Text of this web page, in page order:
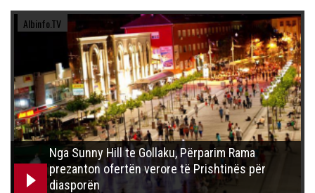
Albinfo.TV
Nga Sunny Hill te Gollaku, Përparim Rama
prezanton ofertën verore të Prishtinës për
diasporën